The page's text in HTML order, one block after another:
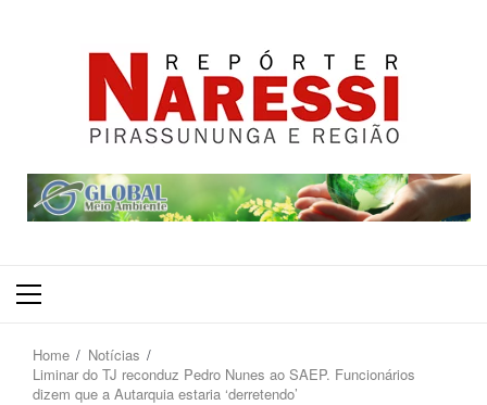
Primary
Home
Notícias
Liminar do TJ reconduz Pedro Nunes ao SAEP. Funcionários
dizem que a Autarquia estaria ‘derretendo’